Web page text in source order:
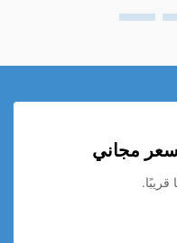
مجاني